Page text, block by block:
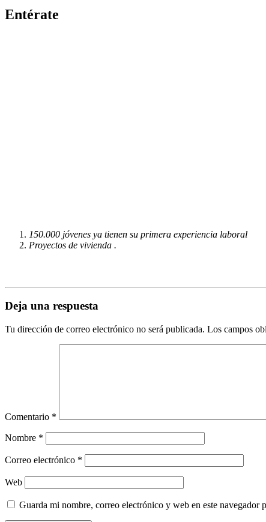
Entérate
150.000 jóvenes ya tienen su primera experiencia laboral
Proyectos de vivienda .
Deja una respuesta
Tu dirección de correo electrónico no será publicada. Los campos
Comentario *
Nombre *
Correo electrónico *
Web
Guarda mi nombre, correo electrónico y web en este navegador